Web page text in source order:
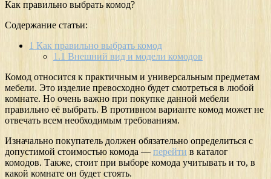
Как правильно выбрать комод?
Содержание статьи:
1 Как правильно выбрать комод
1.1 Внешний вид и модели комодов
Комод относится к практичным и универсальным предметам
мебели. Это изделие превосходно будет смотреться в любой
комнате. Но очень важно при покупке данной мебели
правильно её выбрать. В противном варианте комод может не
отвечать всем необходимым требованиям.
Изначально покупатель должен обязательно определиться с
допустимой стоимостью комода — перейти в каталог
комодов. Также, стоит при выборе комода учитывать и то, в
какой комнате он будет стоять.